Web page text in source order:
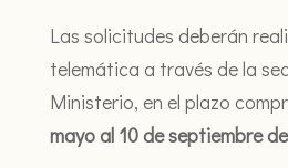
Las solicitudes deberán
telemática a través de la
Ministerio, en el plazo
mayo al 10 de septiembre